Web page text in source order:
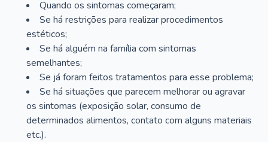
Quando os sintomas começaram;
Se há restrições para realizar procedimentos
estéticos;
Se há alguém na família com sintomas
semelhantes;
Se já foram feitos tratamentos para esse problema;
Se há situações que parecem melhorar ou agravar
os sintomas (exposição solar, consumo de
determinados alimentos, contato com alguns materiais
etc.).